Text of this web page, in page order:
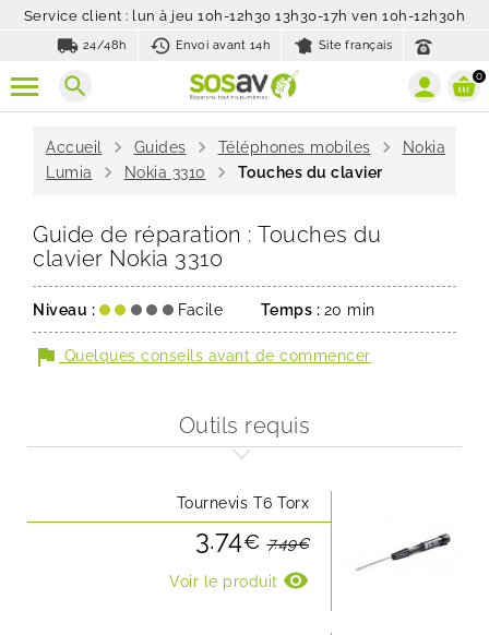
Service client : lun à jeu 10h-12h30 13h30-17h ven 10h-12h30h
local_shipping 24/48h history_toggle_off
Envoi avant 14h Site français
search 0
Accueil chevron_right Guides chevron_right Téléphones mobiles chevron_right
Nokia
Lumia
chevron_right Nokia 3310 chevron_right Touches du clavier
Guide de réparation : Touches du
clavier Nokia 3310
Niveau : Facile Temps : 20 min
flag Quelques conseils avant de commencer
Outils requis
Tournevis T6 Torx
3.74€ 7.49€
Voir le produit visibility